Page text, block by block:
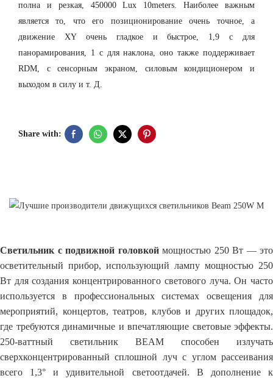
полна и резкая, 450000 Lux 10meters. Наиболее важным
является то, что его позиционирование очень точное, а
движение XY очень гладкое и быстрое, 1,9 с для
панорамирования, 1 с для наклона, оно также поддерживает
RDM, с сенсорным экраном, силовым кондиционером и
выходом в силу и т. Д.
Share with:
Светильник с подвижной головкоймощностью 250 Вт — это
осветительный прибор, использующий лампу мощностью 250
Вт для создания концентрированного светового луча. Он часто
используется в профессиональных системах освещения для
мероприятий, концертов, театров, клубов и других площадок,
где требуются динамичные и впечатляющие световые эффекты.
250-ваттный светильник BEAM способен излучать
сверхконцентрированный сплошной луч с углом рассеивания
всего 1,3° и удивительной светоотдачей. В дополнение к